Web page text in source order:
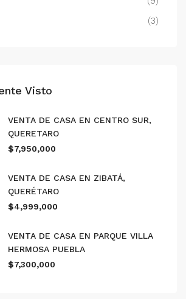
(3)
Visto
VENTA DE CASA EN CENTRO SUR,
QUERETARO
$7,950,000
VENTA DE CASA EN ZIBATÁ,
QUERÉTARO
$4,999,000
VENTA DE CASA EN PARQUE VILLA
HERMOSA PUEBLA
$7,300,000